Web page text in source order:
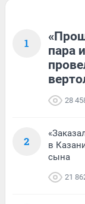
1
пара
28
2
в
сына
21